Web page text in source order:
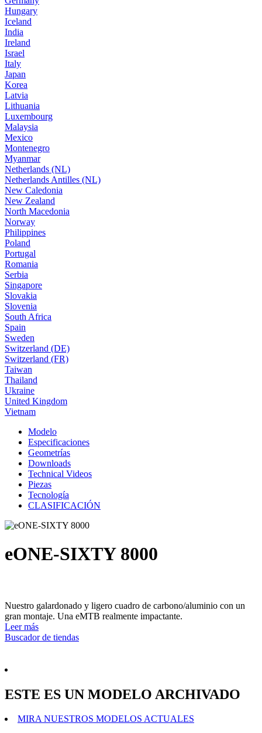
Hungary
Iceland
India
Ireland
Israel
Italy
Japan
Korea
Latvia
Lithuania
Luxembourg
Malaysia
Mexico
Montenegro
Myanmar
Netherlands (NL)
Netherlands Antilles (NL)
New Caledonia
New Zealand
North Macedonia
Norway
Philippines
Poland
Portugal
Romania
Serbia
Singapore
Slovakia
Slovenia
South Africa
Spain
Sweden
Switzerland (DE)
Switzerland (FR)
Taiwan
Thailand
Ukraine
United Kingdom
Vietnam
Modelo
Especificaciones
Geometrías
Downloads
Technical Videos
Piezas
Tecnología
CLASIFICACIÓN
eONE-SIXTY 8000
Nuestro galardonado y ligero cuadro de carbono/aluminio con un
gran montaje. Una eMTB realmente impactante.
Leer más
Buscador de tiendas
ESTE ES UN MODELO ARCHIVADO
MIRA NUESTROS MODELOS ACTUALES